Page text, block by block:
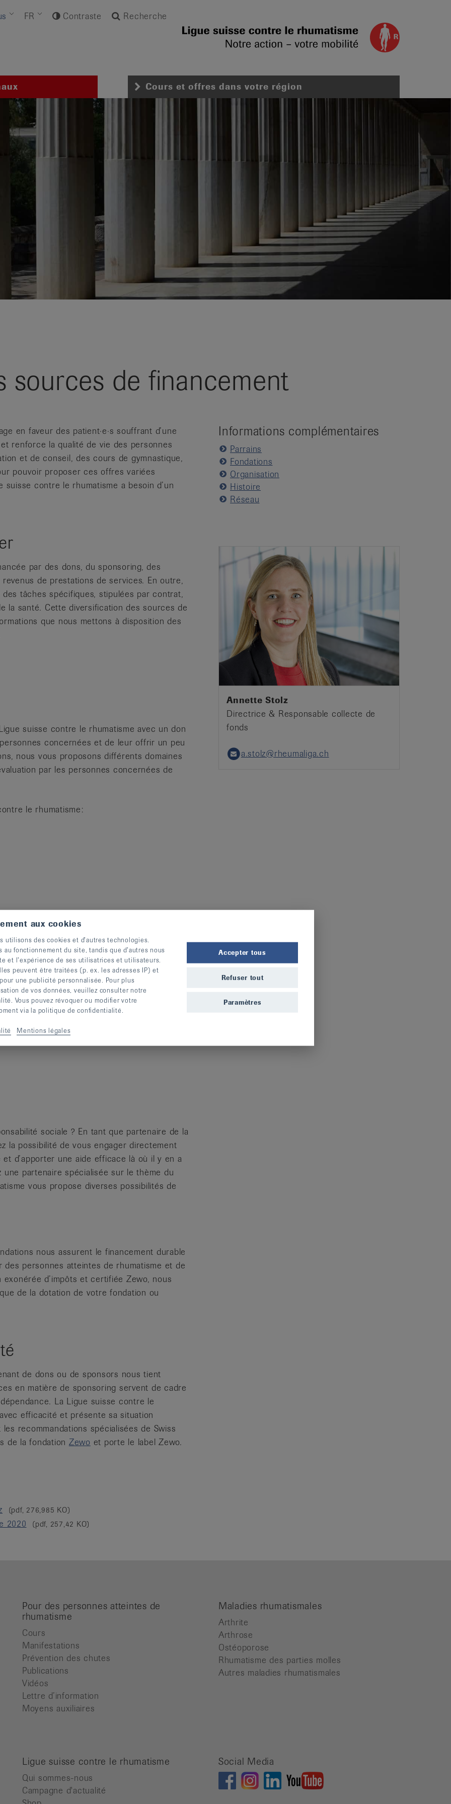
FR Contraste Recherche
Cours et offres dans votre région
sources de financement
en faveur des patient·e·s souffrant d’une
renforce la qualité de vie des personnes
et de conseil, des cours de gymnastique,
pouvoir proposer ces offres variées
contre le rhumatisme a besoin d’un
par des dons, du sponsoring, des
de prestations de services. En outre,
tâches spécifiques, stipulées par contrat,
la santé. Cette diversification des sources de
que nous mettons à disposition des
suisse contre le rhumatisme avec un don
concernées et de leur offrir un peu
nous vous proposons différents domaines
par les personnes concernées de
le rhumatisme:
le rhumatisme a toujours pu compter
legs, la Ligue suisse contre le rhumatisme
en faveur des personnes concernées.
testament une organisation d’utilité
pour le faire. Pour plus d’informations :
sociale ? En tant que partenaire de la
la possibilité de vous engager directement
d’apporter une aide efficace là où il y en a
partenaire spécialisée sur le thème du
vous propose diverses possibilités de
nous assurent le financement durable
personnes atteintes de rhumatisme et de
d’impôts et certifiée Zewo, nous
de la dotation de votre fondation ou
de dons ou de sponsors nous tient
en matière de sponsoring servent de cadre
La Ligue suisse contre le
efficacité et présente sa situation
recommandations spécialisées de Swiss
de la fondation Zewo et porte le label Zewo.
(pdf, 276,985 KO)
2020 (pdf, 257,42 KO)
Informations complémentaires
Parrains
Fondations
Organisation
Histoire
Réseau
Annette Stolz
Directrice & Responsable collecte de
fonds
Emaila.stolz@rheumaliga.ch
Pour des personnes atteintes de
rhumatisme
Cours
Manifestations
Prévention des chutes
Publications
Vidéos
Lettre d’information
Moyens auxiliaires
Maladies rhumatismales
Arthrite
Arthrose
Ostéoporose
Rhumatisme des parties molles
Autres maladies rhumatismales
Ligue suisse contre le rhumatisme
Qui sommes-nous
Campagne d'actualité
Social Media
aux cookies
utilisons des cookies et d’autres technologies.
fonctionnement du site, tandis que d’autres nous
et l’expérience de ses utilisatrices et utilisateurs.
peuvent être traitées (p. ex. les adresses IP) et
une publicité personnalisée. Pour plus
de vos données, veuillez consulter notre
Vous pouvez révoquer ou modifier votre
via la politique de confidentialité.
Mentions légales
Accepter tous
Refuser tout
Paramètres